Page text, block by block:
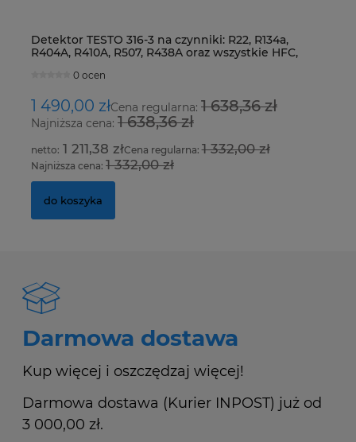
Detektor TESTO 316-3 na czynniki: R22, R134a,
R404A, R410A, R507, R438A oraz wszystkie HFC,
0 ocen
1 490,00 złCena regularna: 1 638,36 zł
Najniższa cena: 1 638,36 zł
1 211,38 złCena regularna:1 332,00 zł
Najniższa cena: 1 332,00 zł
do koszyka
Darmowa dostawa
Kup więcej i oszczędzaj więcej!
Darmowa dostawa (Kurier INPOST) już od
3 000,00 zł.